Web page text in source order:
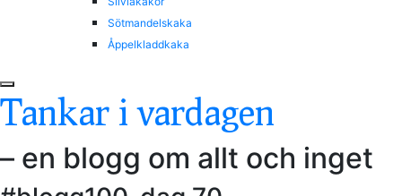
Sötmandelskaka
Åppelkladdkaka
Tankar i vardagen
– en blogg om allt och inget